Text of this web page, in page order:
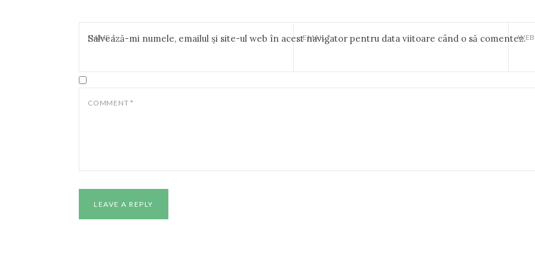
NAME* EMAIL*
Salvează-mi numele, emailul și site-ul web în acest navigator pentru data viitoare când o să comentez.
COMMENT *